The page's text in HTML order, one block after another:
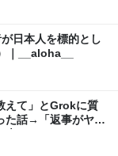
日本人を標的とし
｜__aloha__
えて」とGrokに質
た話→「返事がヤバ
も